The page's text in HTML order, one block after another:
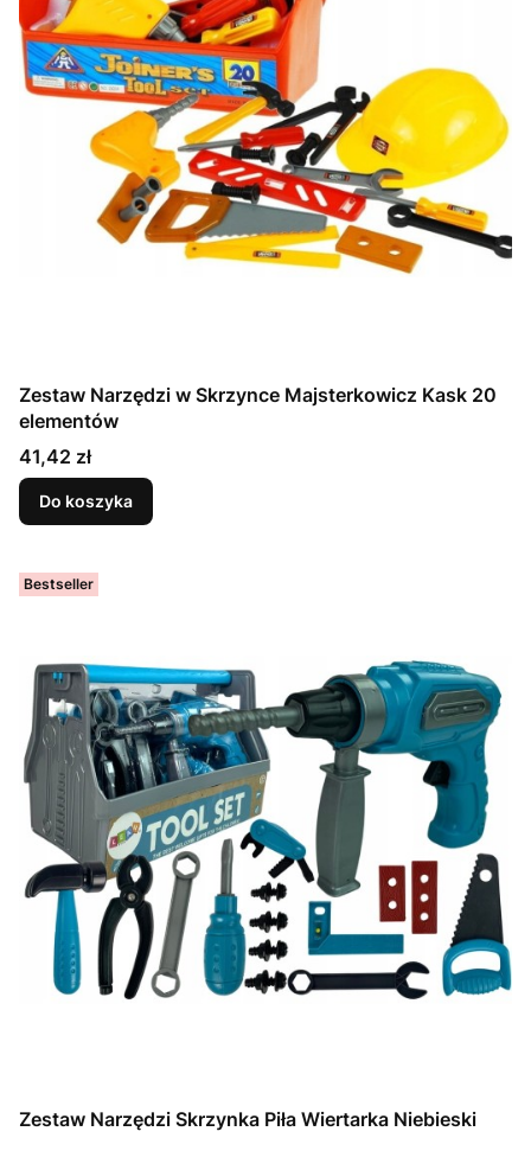
Zestaw Narzędzi w Skrzynce Majsterkowicz Kask 20
elementów
Cena
41,42 zł
Do koszyka
Bestseller
Zestaw Narzędzi Skrzynka Piła Wiertarka Niebieski